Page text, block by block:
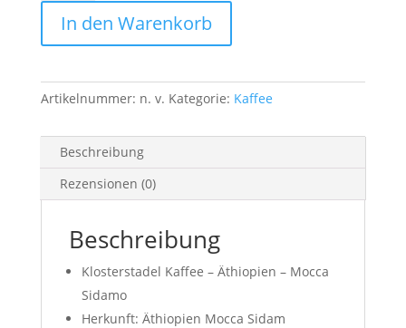
Sidamo
Menge
In den Warenkorb
Artikelnummer: n. v. Kategorie: Kaffee
Beschreibung
Rezensionen (0)
Beschreibung
Klosterstadel Kaffee – Äthiopien – Mocca
Sidamo
Herkunft: Äthiopien Mocca Sidam